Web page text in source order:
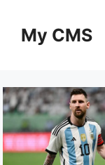
contentMy CMS